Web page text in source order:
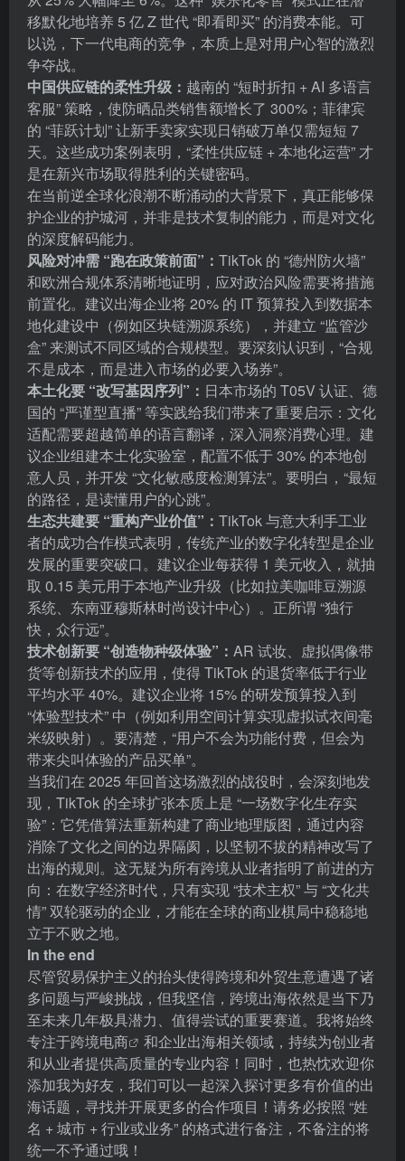
移默化地培养 5 亿 Z 世代 “即看即买” 的消费本能。可
以说，下一代电商的竞争，本质上是对用户心智的激烈
争夺战。
中国供应链的柔性升级： 越南的 “短时折扣 + AI 多语言
客服” 策略，使防晒品类销售额增长了 300%；菲律宾
的 “菲跃计划” 让新手卖家实现日销破万单仅需短短 7
天。这些成功案例表明，“柔性供应链 + 本地化运营” 才
是在新兴市场取得胜利的关键密码。
在当前逆全球化浪潮不断涌动的大背景下，真正能够保
护企业的护城河，并非是技术复制的能力，而是对文化
的深度解码能力。
风险对冲需 “跑在政策前面”： TikTok 的 “德州防火墙”
和欧洲合规体系清晰地证明，应对政治风险需要将措施
前置化。建议出海企业将 20% 的 IT 预算投入到数据本
地化建设中（例如区块链溯源系统），并建立 “监管沙
盒” 来测试不同区域的合规模型。要深刻认识到，“合规
不是成本，而是进入市场的必要入场券”。
本土化要 “改写基因序列”： 日本市场的 T05V 认证、德
国的 “严谨型直播” 等实践给我们带来了重要启示：文化
适配需要超越简单的语言翻译，深入洞察消费心理。建
议企业组建本土化实验室，配置不低于 30% 的本地创
意人员，并开发 “文化敏感度检测算法”。要明白，“最短
的路径，是读懂用户的心跳”。
生态共建要 “重构产业价值”： TikTok 与意大利手工业
者的成功合作模式表明，传统产业的数字化转型是企业
发展的重要突破口。建议企业每获得 1 美元收入，就抽
取 0.15 美元用于本地产业升级（比如拉美咖啡豆溯源
系统、东南亚穆斯林时尚设计中心）。正所谓 “独行
快，众行远”。
技术创新要 “创造物种级体验”： AR 试妆、虚拟偶像带
货等创新技术的应用，使得 TikTok 的退货率低于行业
平均水平 40%。建议企业将 15% 的研发预算投入到
“体验型技术” 中（例如利用空间计算实现虚拟试衣间毫
米级映射）。要清楚，“用户不会为功能付费，但会为
带来尖叫体验的产品买单”。
当我们在 2025 年回首这场激烈的战役时，会深刻地发
现，TikTok 的全球扩张本质上是 “一场数字化生存实
验”：它凭借算法重新构建了商业地理版图，通过内容
消除了文化之间的边界隔阂，以坚韧不拔的精神改写了
出海的规则。这无疑为所有跨境从业者指明了前进的方
向：在数字经济时代，只有实现 “技术主权” 与 “文化共
情” 双轮驱动的企业，才能在全球的商业棋局中稳稳地
立于不败之地。
In the end
尽管贸易保护主义的抬头使得跨境和外贸生意遭遇了诸
多问题与严峻挑战，但我坚信，跨境出海依然是当下乃
至未来几年极具潜力、值得尝试的重要赛道。我将始终
专注于跨境电商
和企业出海相关领域，持续为创业者
和从业者提供高质量的专业内容！同时，也热忱欢迎你
添加我为好友，我们可以一起深入探讨更多有价值的出
海话题，寻找并开展更多的合作项目！请务必按照 “姓
名 + 城市 + 行业或业务” 的格式进行备注，不备注的将
统一不予通过哦！